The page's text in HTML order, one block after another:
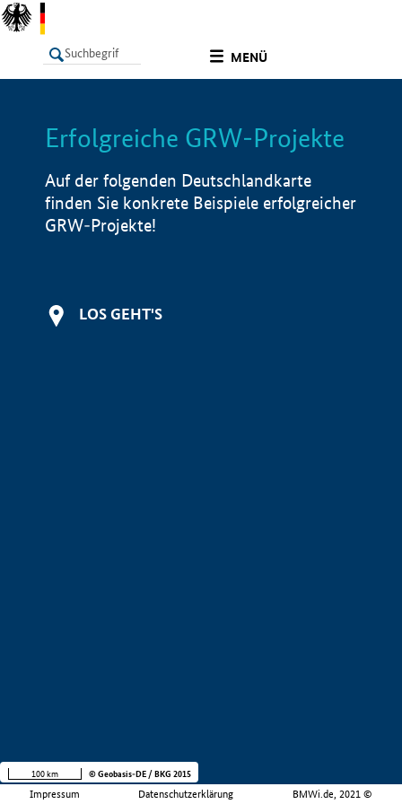
MENÜ
LISTE Info
Erfolgreiche GRW-Projekte
Auf der folgenden Deutschlandkarte
finden Sie konkrete Beispiele erfolgreicher
GRW-Projekte!
LOS GEHT'S
Impressum Datenschutzerklärung BMWi.de, 2021 ©
100 km © Geobasis-DE / BKG 2015